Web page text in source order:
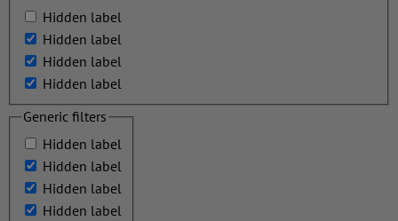
Hidden label
Hidden label
Hidden label
Hidden label
Generic filters
Hidden label
Hidden label
Hidden label
Hidden label